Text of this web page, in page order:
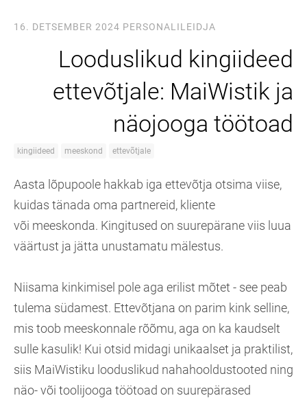
16. DETSEMBER 2024 PERSONALILEIDJA
Looduslikud kingiideed
ettevõtjale: MaiWistik ja
näojooga töötoad
kingiideed meeskond ettevõtjale
Aasta lõpupoole hakkab iga ettevõtja otsima viise,
kuidas tänada oma partnereid, kliente
või meeskonda. Kingitused on suurepärane viis luua
väärtust ja jätta unustamatu mälestus.
Niisama kinkimisel pole aga erilist mõtet - see peab
tulema südamest. Ettevõtjana on parim kink selline,
mis toob meeskonnale rõõmu, aga on ka kaudselt
sulle kasulik! Kui otsid midagi unikaalset ja praktilist,
siis MaiWistiku looduslikud nahahooldustooted ning
näo- või toolijooga töötoad on suurepärased